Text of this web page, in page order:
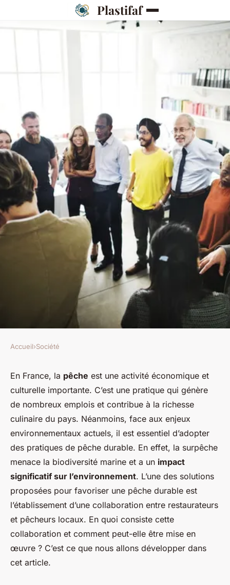
Plastifaf
Comment établir une
collaboration entre
restaurateurs et pêcheurs
locaux pour une pêche
durable?
Accueil›Société
En France, la pêche est une activité économique et
culturelle importante. C’est une pratique qui génère
de nombreux emplois et contribue à la richesse
culinaire du pays. Néanmoins, face aux enjeux
environnementaux actuels, il est essentiel d’adopter
des pratiques de pêche durable. En effet, la surpêche
menace la biodiversité marine et a un impact
significatif sur l’environnement. L’une des solutions
proposées pour favoriser une pêche durable est
l’établissement d’une collaboration entre restaurateurs
et pêcheurs locaux. En quoi consiste cette
collaboration et comment peut-elle être mise en
œuvre ? C’est ce que nous allons développer dans
cet article.